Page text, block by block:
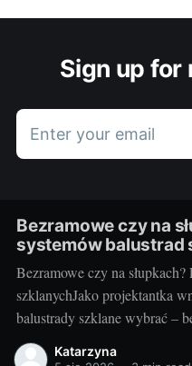
Sign up for
Enter your email
Bezramowe czy na
systemów balustrad
Bezramowe czy na
szklanychJako projektantka
balustrady szklane wybrać –
systemy potrafią wyglądać
Katarzyna